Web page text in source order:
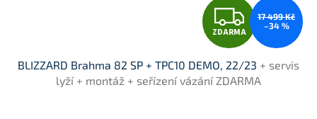
Z
D
A
ZDARMA
17 499 Kč
–34 %
BLIZZARD Brahma 82 SP + TPC10 DEMO, 22/23 + servis
lyží + montáž + seřízení vázání ZDARMA